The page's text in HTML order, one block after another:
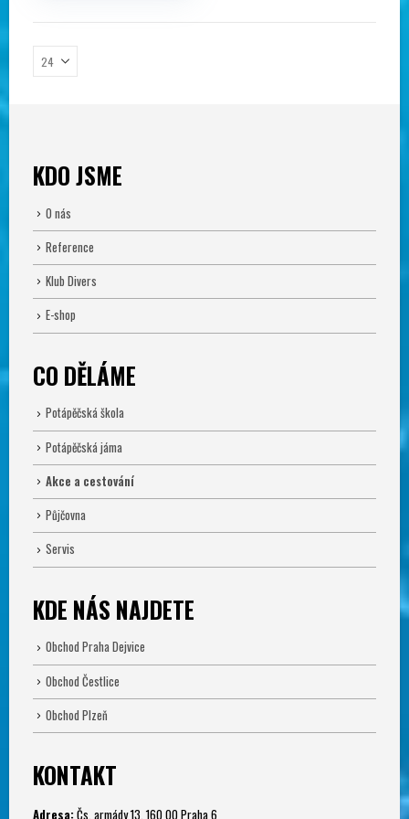
vybrat
na
KDO JSME
O nás
Reference
Klub Divers
E-shop
CO DĚLÁME
Potápěčská škola
Potápěčská jáma
Akce a cestování
Půjčovna
Servis
KDE NÁS NAJDETE
Obchod Praha Dejvice
Obchod Čestlice
Obchod Plzeň
KONTAKT
Adresa: Čs. armády 13, 160 00 Praha 6